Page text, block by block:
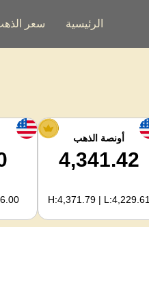
الرئيسية سعر
أونصة الذهب
4,341.42
H:4,371.79 | L:4,229.61